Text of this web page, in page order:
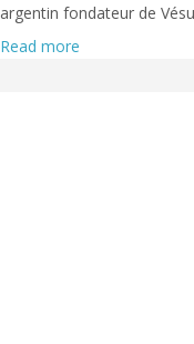
argentin fondateur de
Read more